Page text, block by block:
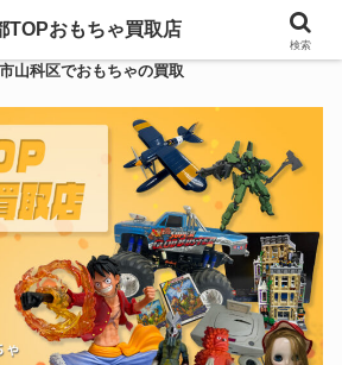
山科区でおもちゃの買取
TOPおもちゃ買取店
検索